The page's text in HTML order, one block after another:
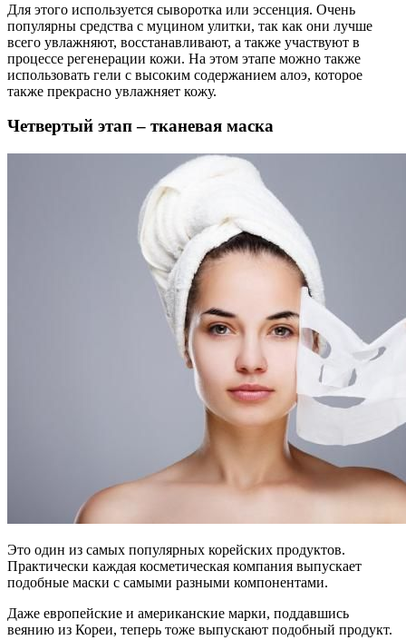
Для этого используется сыворотка или эссенция. Очень
популярны средства с муцином улитки, так как они лучше
всего увлажняют, восстанавливают, а также участвуют в
процессе регенерации кожи. На этом этапе можно также
использовать гели с высоким содержанием алоэ, которое
также прекрасно увлажняет кожу.
Четвертый этап – тканевая маска
Это один из самых популярных корейских продуктов.
Практически каждая косметическая компания выпускает
подобные маски с самыми разными компонентами.
Даже европейские и американские марки, поддавшись
веянию из Кореи, теперь тоже выпускают подобный продукт.